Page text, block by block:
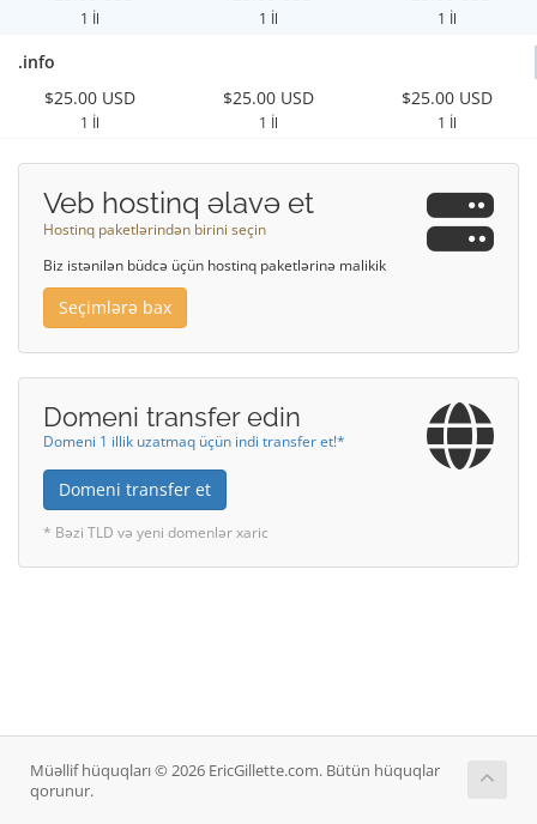
1 İl 1 İl 1 İl
.info
$25.00 USD
1 İl
$25.00 USD
1 İl
$25.00 USD
1 İl
Veb hostinq əlavə et
Hostinq paketlərindən birini seçin
Biz istənilən büdcə üçün hostinq paketlərinə malikik
Seçimlərə bax
Domeni transfer edin
Domeni 1 illik uzatmaq üçün indi transfer et!*
Domeni transfer et
* Bəzi TLD və yeni domenlər xaric
Müəllif hüquqları © 2026 EricGillette.com. Bütün hüquqlar
qorunur.